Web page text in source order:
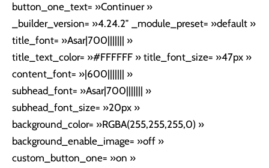
button_one_text= »Continuer »
_builder_version= »4.24.2″ _module_preset= »default »
title_font= »Asar|700||||||| »
title_text_color= »#FFFFFF » title_font_size= »47px »
content_font= »|600||||||| »
subhead_font= »Asar|700||||||| »
subhead_font_size= »20px »
background_color= »RGBA(255,255,255,0) »
background_enable_image= »off »
custom_button_one= »on »